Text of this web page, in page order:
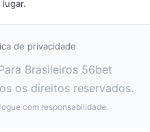
de privacidade
Brasileiros 56bet
os direitos reservados.
com responsabilidade.